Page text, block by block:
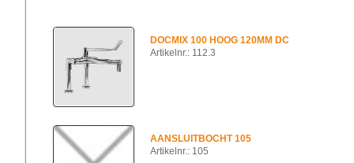
DOCMIX 100 HOOG 120MM DC
Artikelnr.: 112.3
AANSLUITBOCHT 105
Artikelnr.: 105